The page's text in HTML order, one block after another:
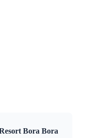
Bora Bora